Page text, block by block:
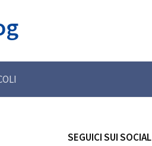
SEGUICI SUI SOCIAL
Follow